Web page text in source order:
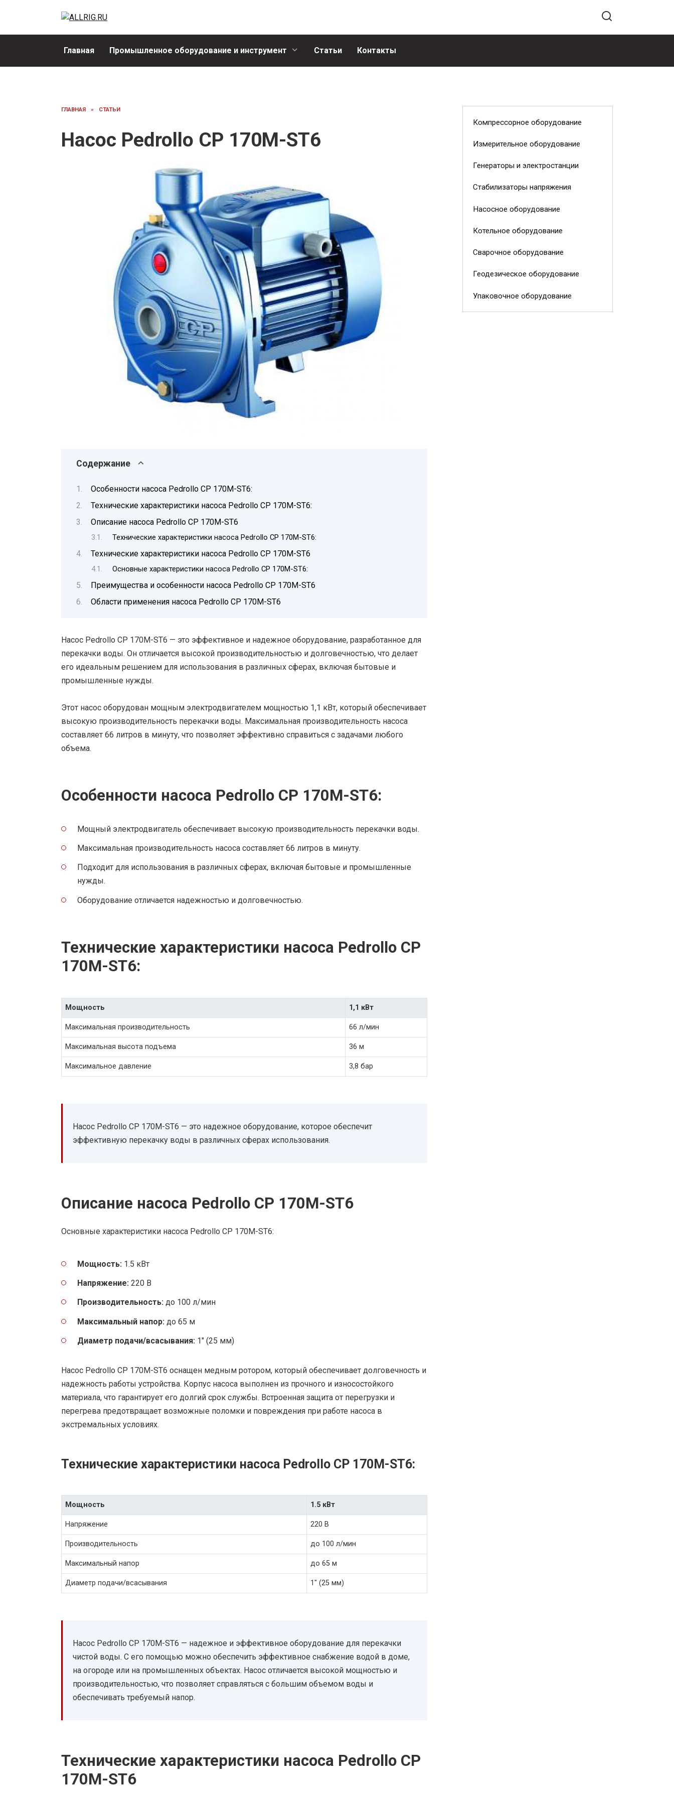
Главная Промышленное оборудование и инструмент Статьи Контакты
ГЛАВНАЯ » СТАТЬИ
Насос Pedrollo CP 170M-ST6
Содержание
Особенности насоса Pedrollo CP 170M-ST6:
Технические характеристики насоса Pedrollo CP 170M-ST6:
Описание насоса Pedrollo CP 170M-ST6
Технические характеристики насоса Pedrollo CP 170M-ST6:
Технические характеристики насоса Pedrollo CP 170M-ST6
Основные характеристики насоса Pedrollo CP 170M-ST6:
Преимущества и особенности насоса Pedrollo CP 170M-ST6
Области применения насоса Pedrollo CP 170M-ST6
Насос Pedrollo CP 170M-ST6 — это эффективное и надежное оборудование, разработанное для
перекачки воды. Он отличается высокой производительностью и долговечностью, что делает
его идеальным решением для использования в различных сферах, включая бытовые и
промышленные нужды.
Этот насос оборудован мощным электродвигателем мощностью 1,1 кВт, который обеспечивает
высокую производительность перекачки воды. Максимальная производительность насоса
составляет 66 литров в минуту, что позволяет эффективно справиться с задачами любого
объема.
Особенности насоса Pedrollo CP 170M-ST6:
Мощный электродвигатель обеспечивает высокую производительность перекачки воды.
Максимальная производительность насоса составляет 66 литров в минуту.
Подходит для использования в различных сферах, включая бытовые и промышленные
нужды.
Оборудование отличается надежностью и долговечностью.
Технические характеристики насоса Pedrollo CP
170M-ST6:
Мощность 1,1 кВт
Максимальная производительность 66 л/мин
Максимальная высота подъема 36 м
Максимальное давление 3,8 бар
Насос Pedrollo CP 170M-ST6 — это надежное оборудование, которое обеспечит
эффективную перекачку воды в различных сферах использования.
Описание насоса Pedrollo CP 170M-ST6
Основные характеристики насоса Pedrollo CP 170M-ST6:
Мощность: 1.5 кВт
Напряжение: 220 В
Производительность: до 100 л/мин
Максимальный напор: до 65 м
Диаметр подачи/всасывания: 1″ (25 мм)
Насос Pedrollo CP 170M-ST6 оснащен медным ротором, который обеспечивает долговечность и
надежность работы устройства. Корпус насоса выполнен из прочного и износостойкого
материала, что гарантирует его долгий срок службы. Встроенная защита от перегрузки и
перегрева предотвращает возможные поломки и повреждения при работе насоса в
экстремальных условиях.
Технические характеристики насоса Pedrollo CP 170M-ST6:
Мощность 1.5 кВт
Напряжение 220 В
Производительность до 100 л/мин
Максимальный напор до 65 м
Диаметр подачи/всасывания 1″ (25 мм)
Насос Pedrollo CP 170M-ST6 — надежное и эффективное оборудование для перекачки
чистой воды. С его помощью можно обеспечить эффективное снабжение водой в доме,
на огороде или на промышленных объектах. Насос отличается высокой мощностью и
производительностью, что позволяет справляться с большим объемом воды и
обеспечивать требуемый напор.
Технические характеристики насоса Pedrollo CP
170M-ST6
Компрессорное оборудование
Измерительное оборудование
Генераторы и электростанции
Стабилизаторы напряжения
Насосное оборудование
Котельное оборудование
Сварочное оборудование
Геодезическое оборудование
Упаковочное оборудование